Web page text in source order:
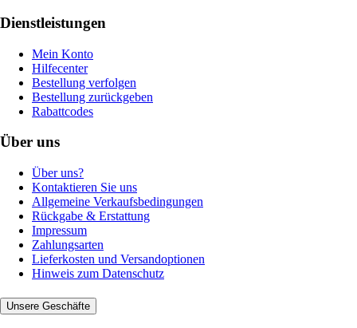
Dienstleistungen
Mein Konto
Hilfecenter
Bestellung verfolgen
Bestellung zurückgeben
Rabattcodes
Über uns
Über uns?
Kontaktieren Sie uns
Allgemeine Verkaufsbedingungen
Rückgabe & Erstattung
Impressum
Zahlungsarten
Lieferkosten und Versandoptionen
Hinweis zum Datenschutz
Unsere Geschäfte